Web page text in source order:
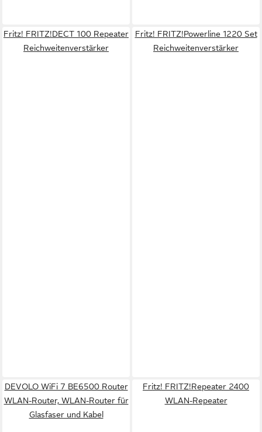
Fritz! FRITZ!DECT 100 Repeater
Reichweitenverstärker
Fritz! FRITZ!Powerline 1220 Set
Reichweitenverstärker
DEVOLO WiFi 7 BE6500 Router
WLAN-Router, WLAN-Router für
Glasfaser und Kabel
Fritz! FRITZ!Repeater 2400
WLAN-Repeater